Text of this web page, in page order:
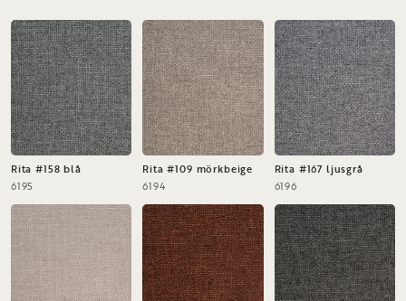
Rita #158 blå
6195
Rita #109 mörkbeige
6194
Rita #167 ljusgrå
6196